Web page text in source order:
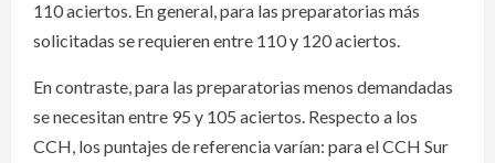
110 aciertos. En general, para las preparatorias más
solicitadas se requieren entre 110 y 120 aciertos.
En contraste, para las preparatorias menos demandadas
se necesitan entre 95 y 105 aciertos. Respecto a los
CCH, los puntajes de referencia varían: para el CCH Sur